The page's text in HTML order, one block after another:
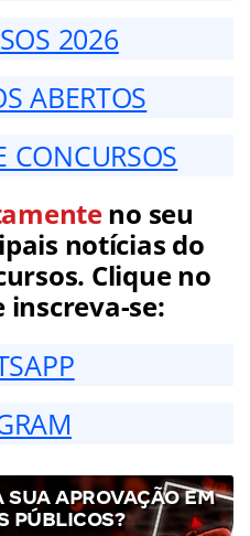
2026
ABERTOS
CONCURSOS
no seu
notícias do
Clique no
inscreva-se:
SUA APROVAÇÃO EM
PÚBLICOS?